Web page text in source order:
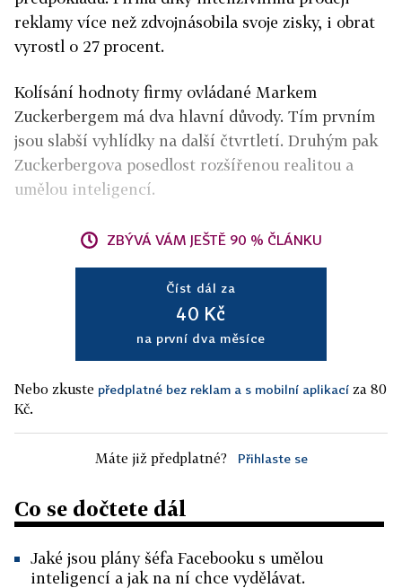
reklamy více než zdvojnásobila svoje zisky, i obrat
vyrostl o 27 procent.
Kolísání hodnoty firmy ovládané Markem
Zuckerbergem má dva hlavní důvody. Tím prvním
jsou slabší vyhlídky na další čtvrtletí. Druhým pak
Zuckerbergova posedlost rozšířenou realitou a
umělou inteligencí.
ZBÝVÁ VÁM JEŠTĚ 90 % ČLÁNKU
Číst dál za
40 Kč
na první dva měsíce
Nebo zkuste předplatné bez reklam a s mobilní aplikací za 80
Kč.
Máte již předplatné? Přihlaste se
Co se dočtete dál
Jaké jsou plány šéfa Facebooku s umělou
inteligencí a jak na ní chce vydělávat.